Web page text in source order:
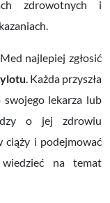
zdrowotnych i
najlepiej zgłosić
. Każda przyszła
lekarza lub
o jej zdrowiu
ciąży i podejmować
na temat